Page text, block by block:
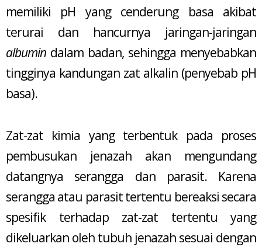
memiliki pH yang cenderung basa akibat
terurai dan hancurnya jaringan-jaringan
albumin dalam badan, sehingga menyebabkan
tingginya kandungan zat alkalin (penyebab pH
basa).
Zat-zat kimia yang terbentuk pada proses
pembusukan jenazah akan mengundang
datangnya serangga dan parasit. Karena
serangga atau parasit tertentu bereaksi secara
spesifik terhadap zat-zat tertentu yang
dikeluarkan oleh tubuh jenazah sesuai dengan